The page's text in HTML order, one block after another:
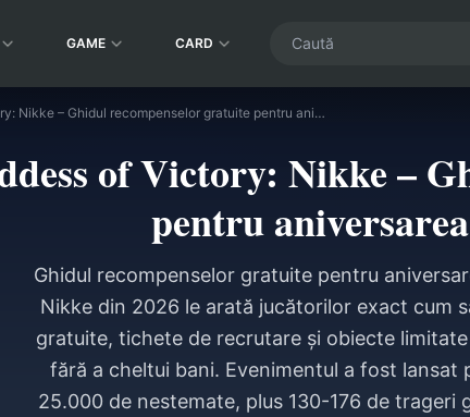
GAME CARD
Goddess of Victory: Nikke – Ghidul recompenselor gratuite pentru aniversarea de 3,5 ani, 2026
of Victory: Nikke –
pentru
Ghidul recompenselor gratuite pentru
Nikke din 2026 le arată jucătorilor exact cum
gratuite, tichete de recrutare și obiecte
fără a cheltui bani. Evenimentul a fost lansat
25.000 de nestemate, plus 130-176 de trageri